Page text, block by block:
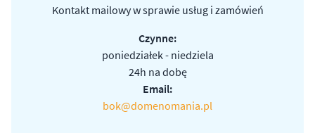
Kontakt mailowy w sprawie usług i zamówień
Czynne:
poniedziałek - niedziela
24h na dobę
Email:
bok@domenomania.pl